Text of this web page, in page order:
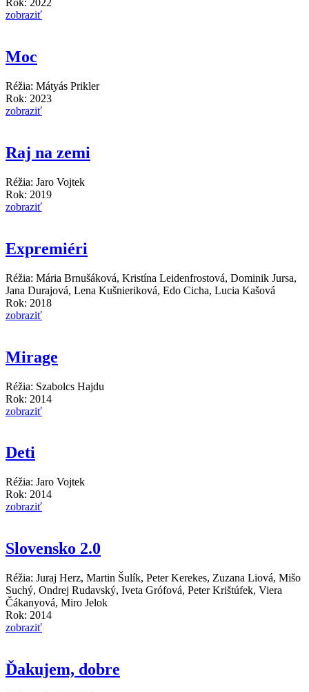
Rok: 2022
zobraziť
Moc
Réžia: Mátyás Prikler
Rok: 2023
zobraziť
Raj na zemi
Réžia: Jaro Vojtek
Rok: 2019
zobraziť
Expremiéri
Réžia: Mária Brnušáková, Kristína Leidenfrostová, Dominik Jursa,
Jana Durajová, Lena Kušnieriková, Edo Cicha, Lucia Kašová
Rok: 2018
zobraziť
Mirage
Réžia: Szabolcs Hajdu
Rok: 2014
zobraziť
Deti
Réžia: Jaro Vojtek
Rok: 2014
zobraziť
Slovensko 2.0
Réžia: Juraj Herz, Martin Šulík, Peter Kerekes, Zuzana Liová, Mišo
Suchý, Ondrej Rudavský, Iveta Grófová, Peter Krištúfek, Viera
Čákanyová, Miro Jelok
Rok: 2014
zobraziť
Ďakujem, dobre